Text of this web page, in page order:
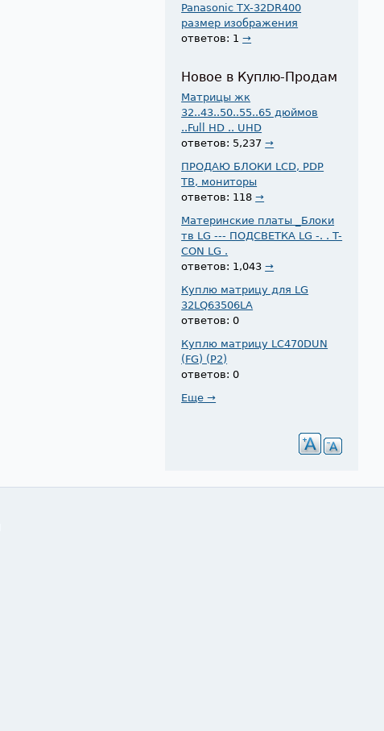
Panasonic TX-32DR400
размер изображения
ответов: 1→
Новое в Куплю-Продам
Матрицы жк
32..43..50..55..65 дюймов
..Full HD .. UHD
ответов: 5,237→
ПРОДАЮ БЛОКИ LCD, PDP
ТВ, мониторы
ответов: 118→
Материнские платы _Блоки
тв LG --- ПОДСВЕТКА LG -. . T-
CON LG .
ответов: 1,043→
Куплю матрицу для LG
32LQ63506LA
ответов: 0
Куплю матрицу LC470DUN
(FG) (P2)
ответов: 0
Еще →